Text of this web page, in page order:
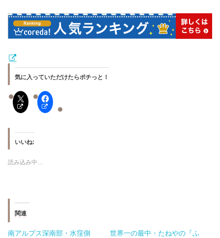
気に入っていただけたらポチっと！
いいね:
読み込み中…
関連
南アルプス深南部・水窪側
世界一の最中・たねやの『ふ